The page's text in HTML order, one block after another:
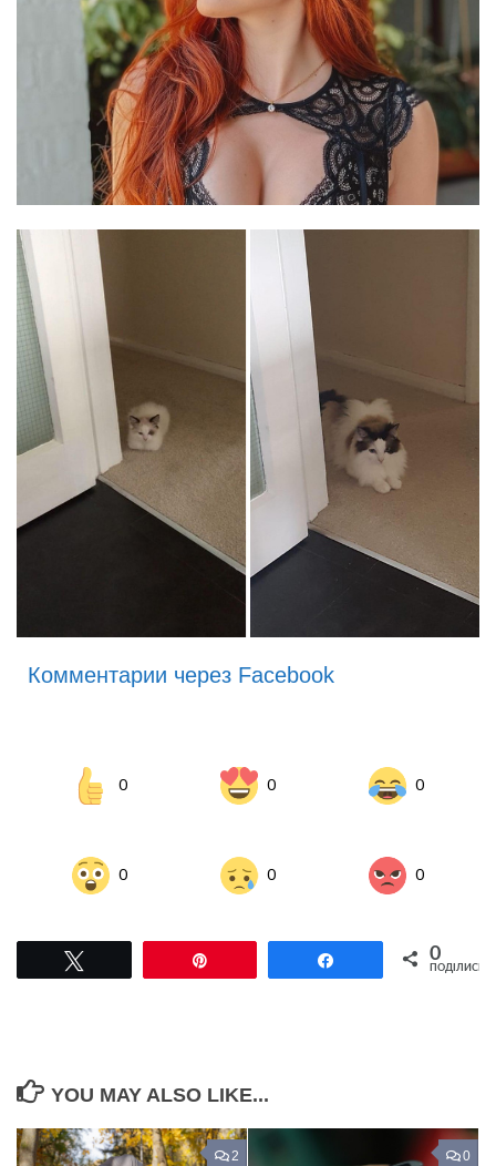
Комментарии через Facebook
0 0 0
0 0 0
Поділитися0
ПОДІЛИСЬ
YOU MAY ALSO LIKE...
2 0